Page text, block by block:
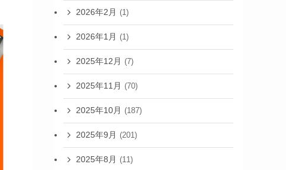
2026年2月 (1)
2026年1月 (1)
2025年12月 (7)
2025年11月 (70)
2025年10月 (187)
2025年9月 (201)
2025年8月 (11)